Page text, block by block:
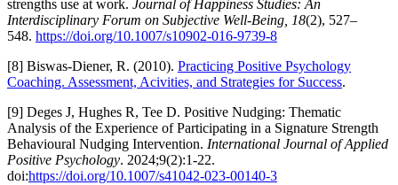
strengths use at work. Journal of Happiness Studies: An
Interdisciplinary Forum on Subjective Well-Being, 18(2), 527–
548. https://doi.org/10.1007/s10902-016-9739-8
[8] Biswas-Diener, R. (2010). Practicing Positive Psychology
Coaching. Assessment, Acivities, and Strategies for Success.
[9] Deges J, Hughes R, Tee D. Positive Nudging: Thematic
Analysis of the Experience of Participating in a Signature Strength
Behavioural Nudging Intervention. International Journal of Applied
Positive Psychology. 2024;9(2):1-22.
doi:https://doi.org/10.1007/s41042-023-00140-3